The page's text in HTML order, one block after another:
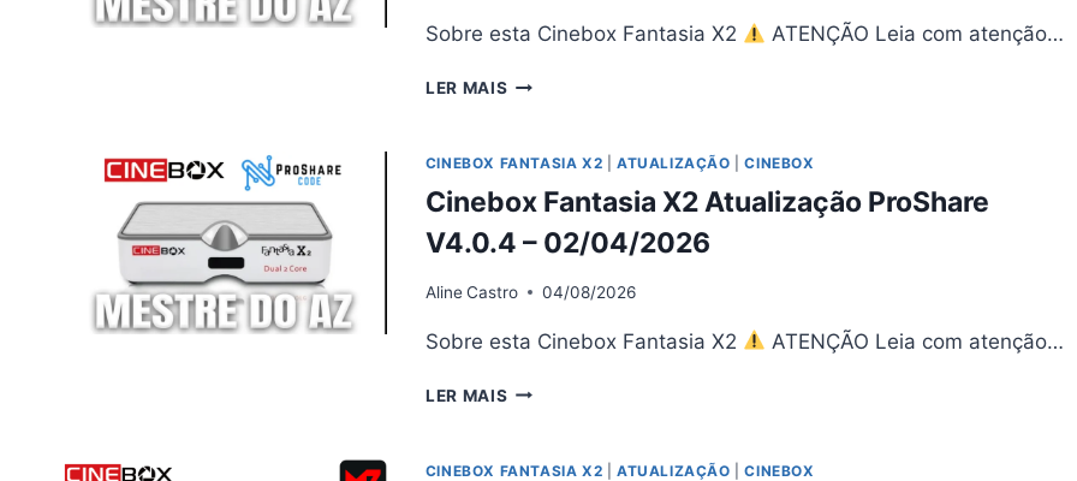
Sobre esta Cinebox Fantasia X2 ATENÇÃO Leia com atenção…
LER MAIS CINEBOX
ATUALIZAÇÃO
–
01/05/2026
CINEBOX FANTASIA X2 ATUALIZAÇÃO |CINEBOX
Cinebox Fantasia X2 Atualização ProShare
V4.0.4 – 02/04/2026
AlineCastro 04/08/2026
Sobre esta Cinebox Fantasia X2 ATENÇÃO Leia com atenção…
LER MAIS CINEBOX
ATUALIZAÇÃO
CINEBOX FANTASIA X2 ATUALIZAÇÃO |CINEBOX